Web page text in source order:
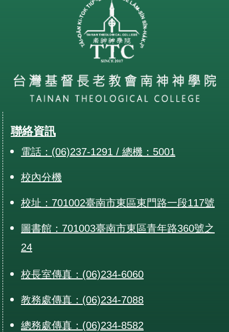
聯絡資訊
電話：(06)237-1291 / 總機：5001
校內分機
校址：701002臺南市東區東門路一段117號
圖書館：701003臺南市東區青年路360號之
24
校長室傳真：(06)234-6060
教務處傳真：(06)234-7088
總務處傳真：(06)234-8582